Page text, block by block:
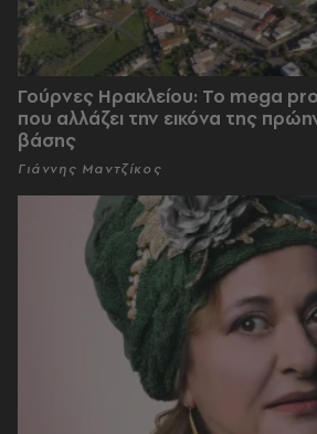
Γούρνες Ηρακλείου: To mega
που αλλάζει την εικόνα της
βάσης
Γιάννης Μαντζίκος